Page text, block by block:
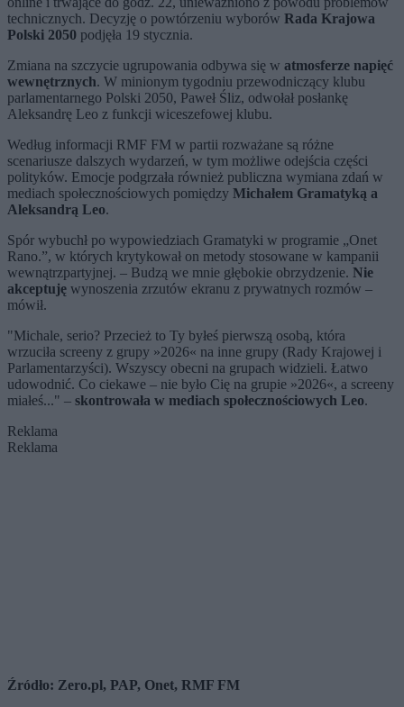
technicznych. Decyzję o powtórzeniu wyborów Rada Krajowa
Polski 2050 podjęła 19 stycznia.
Zmiana na szczycie ugrupowania odbywa się w atmosferze napięć
wewnętrznych. W minionym tygodniu przewodniczący klubu
parlamentarnego Polski 2050, Paweł Śliz, odwołał posłankę
Aleksandrę Leo z funkcji wiceszefowej klubu.
Według informacji RMF FM w partii rozważane są różne
scenariusze dalszych wydarzeń, w tym możliwe odejścia części
polityków. Emocje podgrzała również publiczna wymiana zdań w
mediach społecznościowych pomiędzy Michałem Gramatyką a
Aleksandrą Leo.
Spór wybuchł po wypowiedziach Gramatyki w programie „Onet
Rano.”, w których krytykował on metody stosowane w kampanii
wewnątrzpartyjnej. – Budzą we mnie głębokie obrzydzenie. Nie
akceptuję wynoszenia zrzutów ekranu z prywatnych rozmów –
mówił.
"Michale, serio? Przecież to Ty byłeś pierwszą osobą, która
wrzuciła screeny z grupy »2026« na inne grupy (Rady Krajowej i
Parlamentarzyści). Wszyscy obecni na grupach widzieli. Łatwo
udowodnić. Co ciekawe – nie było Cię na grupie »2026«, a screeny
miałeś..." – skontrowała w mediach społecznościowych Leo.
Reklama
Reklama
Źródło: Zero.pl, PAP, Onet, RMF FM